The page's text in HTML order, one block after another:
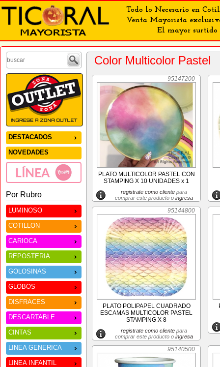
Todo lo Necesario en
Venta Mayorista
El mayor surtido
DESTACADOS
NOVEDADES
Por Rubro
LUMINOSO
COTILLON
CARIOCA
REPOSTERIA
GOLOSINAS
GLOBOS
DISFRACES
DESCARTABLE
CINTAS
LINEA GENERICA
LINEA INFANTIL
Color Multicolor Pastel
95147200
PLATO MULTICOLOR PASTEL CON
STAMPING X 10 UNIDADES x 1
registrate como clientepara
comprar este producto o ingresa
95144800
PLATO POLIPAPEL CUADRADO
ESCAMAS MULTICOLOR PASTEL
STAMPING X 8
registrate como clientepara
comprar este producto o ingresa
95140500